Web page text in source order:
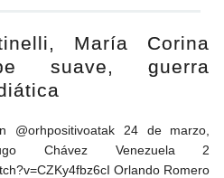
Andrés Vázquez de Sola
María Corina
suave, guerra
@orhpositivoatak 24 de marzo,
Chávez Venezuela 2
Orlando Romero